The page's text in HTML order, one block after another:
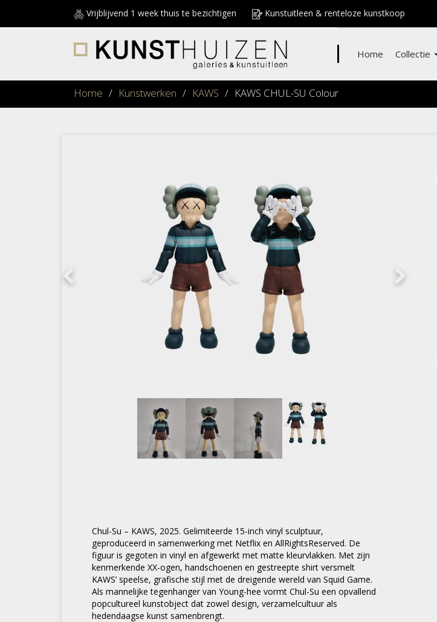
Vrijblijvend 1 week thuis te bezichtigen Kunstuitleen & renteloze kunstkoop
Home Collectie
Home / Kunstwerken / KAWS / KAWS CHUL-SU Colour
Chul-Su – KAWS, 2025. Gelimiteerde 15-inch vinyl sculptuur,
geproduceerd in samenwerking met Netflix en AllRightsReserved. De
figuur is gegoten in vinyl en afgewerkt met matte kleurvlakken. Met zijn
kenmerkende XX-ogen, handschoenen en gestreepte shirt versmelt
KAWS’ speelse, grafische stijl met de dreigende wereld van Squid Game.
Als mannelijke tegenhanger van Young-hee vormt Chul-Su een opvallend
popcultureel kunstobject dat zowel design, verzamelcultuur als
hedendaagse kunst samenbrengt.